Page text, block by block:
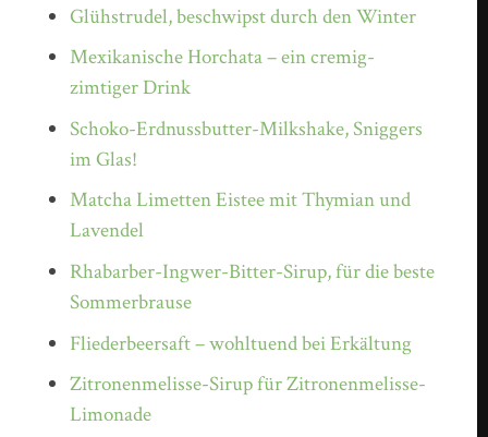
Glühstrudel, beschwipst durch den Winter
Mexikanische Horchata – ein cremig-
zimtiger Drink
Schoko-Erdnussbutter-Milkshake, Sniggers
im Glas!
Matcha Limetten Eistee mit Thymian und
Lavendel
Rhabarber-Ingwer-Bitter-Sirup, für die beste
Sommerbrause
Fliederbeersaft – wohltuend bei Erkältung
Zitronenmelisse-Sirup für Zitronenmelisse-
Limonade